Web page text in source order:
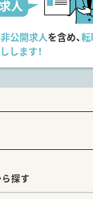
非公開求人を含め、
します！
探す